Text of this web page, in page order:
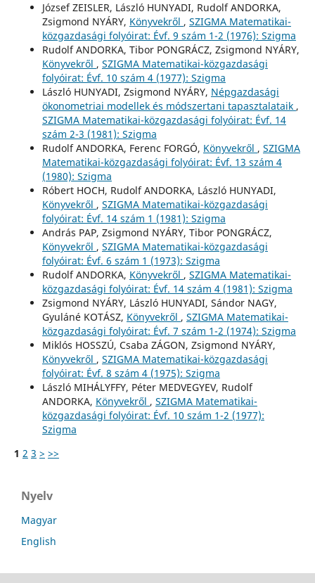
József ZEISLER, László HUNYADI, Rudolf ANDORKA,
Zsigmond NYÁRY, Könyvekről , SZIGMA Matematikai-
közgazdasági folyóirat: Évf. 9 szám 1-2 (1976): Szigma
Rudolf ANDORKA, Tibor PONGRÁCZ, Zsigmond NYÁRY,
Könyvekről , SZIGMA Matematikai-közgazdasági
folyóirat: Évf. 10 szám 4 (1977): Szigma
László HUNYADI, Zsigmond NYÁRY, Népgazdasági
ökonometriai modellek és módszertani tapasztalataik ,
SZIGMA Matematikai-közgazdasági folyóirat: Évf. 14
szám 2-3 (1981): Szigma
Rudolf ANDORKA, Ferenc FORGÓ, Könyvekről , SZIGMA
Matematikai-közgazdasági folyóirat: Évf. 13 szám 4
(1980): Szigma
Róbert HOCH, Rudolf ANDORKA, László HUNYADI,
Könyvekről , SZIGMA Matematikai-közgazdasági
folyóirat: Évf. 14 szám 1 (1981): Szigma
András PAP, Zsigmond NYÁRY, Tibor PONGRÁCZ,
Könyvekről , SZIGMA Matematikai-közgazdasági
folyóirat: Évf. 6 szám 1 (1973): Szigma
Rudolf ANDORKA, Könyvekről , SZIGMA Matematikai-
közgazdasági folyóirat: Évf. 14 szám 4 (1981): Szigma
Zsigmond NYÁRY, László HUNYADI, Sándor NAGY,
Gyuláné KOTÁSZ, Könyvekről , SZIGMA Matematikai-
közgazdasági folyóirat: Évf. 7 szám 1-2 (1974): Szigma
Miklós HOSSZÚ, Csaba ZÁGON, Zsigmond NYÁRY,
Könyvekről , SZIGMA Matematikai-közgazdasági
folyóirat: Évf. 8 szám 4 (1975): Szigma
László MIHÁLYFFY, Péter MEDVEGYEV, Rudolf
ANDORKA, Könyvekről , SZIGMA Matematikai-
közgazdasági folyóirat: Évf. 10 szám 1-2 (1977):
Szigma
1 2 3 > >>
Nyelv
Magyar
English